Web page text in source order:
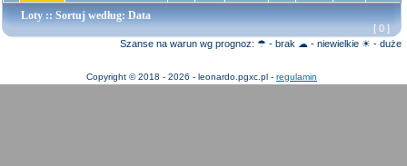
Loty :: Sortuj według: Data
[ 0 ]
Szanse na warun wg prognoz: ☂ - brak ☁ - niewielkie ☀ - duże
Copyright © 2018 - 2026 - leonardo.pgxc.pl - regulamin